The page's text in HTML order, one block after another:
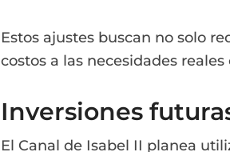
Estos ajustes buscan no solo
costos a las necesidades
Inversiones
El Canal de Isabel II planea